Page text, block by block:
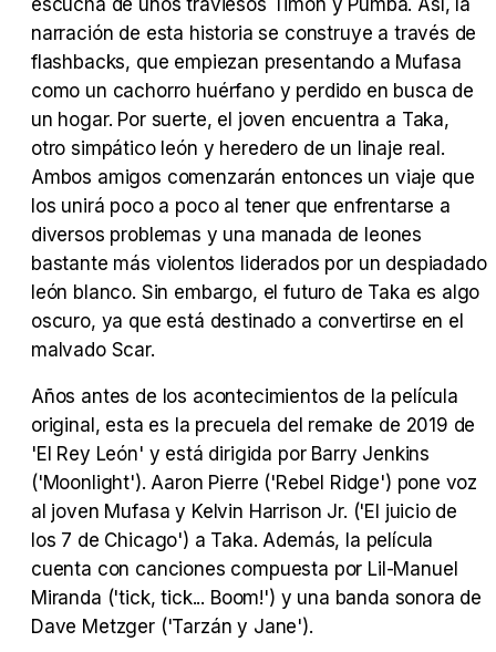
Tráiler Oficial en VOSE 'The Audacity'
Tráiler en español 'Outcome' (2026)
Tráiler 'Do Not Enter' (2026)
escucha de unos traviesos Timón y Pumba. Así, la
narración de esta historia se construye a través de
flashbacks, que empiezan presentando a Mufasa
como un cachorro huérfano y perdido en busca de
un hogar. Por suerte, el joven encuentra a Taka,
otro simpático león y heredero de un linaje real.
Ambos amigos comenzarán entonces un viaje que
los unirá poco a poco al tener que enfrentarse a
diversos problemas y una manada de leones
bastante más violentos liderados por un despiadado
león blanco. Sin embargo, el futuro de Taka es algo
oscuro, ya que está destinado a convertirse en el
malvado Scar.
Años antes de los acontecimientos de la película
original, esta es la precuela del remake de 2019 de
'El Rey León' y está dirigida por Barry Jenkins
('Moonlight'). Aaron Pierre ('Rebel Ridge') pone voz
al joven Mufasa y Kelvin Harrison Jr. ('El juicio de
los 7 de Chicago') a Taka. Además, la película
cuenta con canciones compuesta por Lil-Manuel
Miranda ('tick, tick... Boom!') y una banda sonora de
Dave Metzger ('Tarzán y Jane').